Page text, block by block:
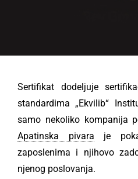
Sertifikat dodeljuje
standardima „Ekvilib“
samo nekoliko kompanija
Apatinska pivara je
zaposlenima i njihovo
njenog poslovanja.